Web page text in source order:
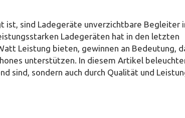
ist, sind Ladegeräte unverzichtbare Begleiter
Ladegeräten hat in den letzten
Leistung bieten, gewinnen an Bedeutung,
unterstützen. In diesem Artikel
sind, sondern auch durch Qualität und